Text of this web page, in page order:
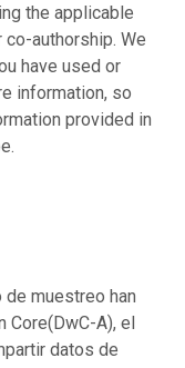
the applicable
authorship. We
have used or
information, so
provided in
muestreo han
Core(DwC-A), el
datos de